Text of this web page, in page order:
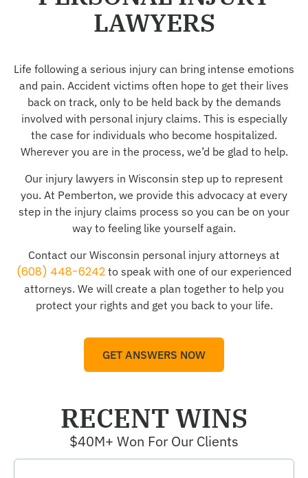
LAWYERS
Life following a serious injury can bring intense emotions
and pain. Accident victims often hope to get their lives
back on track, only to be held back by the demands
involved with personal injury claims. This is especially
the case for individuals who become hospitalized.
Wherever you are in the process, we’d be glad to help.
Our injury lawyers in Wisconsin step up to represent
you. At Pemberton, we provide this advocacy at every
step in the injury claims process so you can be on your
way to feeling like yourself again.
Contact our Wisconsin personal injury attorneys at
(608) 448-6242 to speak with one of our experienced
attorneys. We will create a plan together to help you
protect your rights and get you back to your life.
GET ANSWERS NOW
RECENT WINS
$40M+ Won For Our Clients